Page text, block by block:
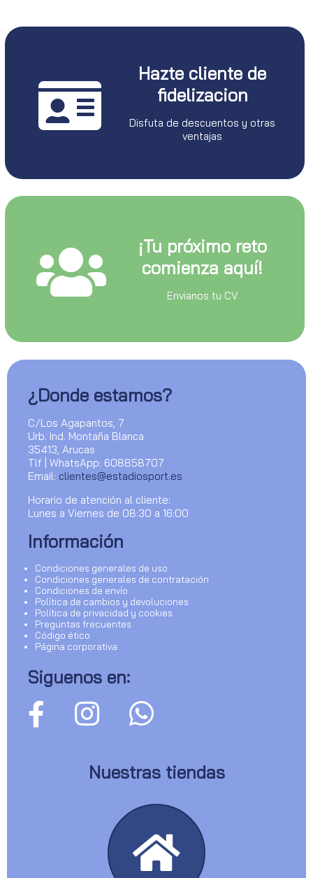
Hazte cliente de
fidelizacion
Disfuta de descuentos y otras
ventajas
¡Tu próximo reto
comienza aquí!
Envianos tu CV
¿Donde estamos?
C/Los Agapantos, 7
Urb. Ind. Montaña Blanca
35413, Arucas
Tlf | WhatsApp: 608858707
Email: clientes@estadiosport.es
Horario de atención al cliente:
Lunes a Viernes de 08:30 a 16:00
Información
Condiciones generales de uso
Condiciones generales de contratación
Condiciones de envío
Política de cambios y devoluciones
Política de privacidad y cookies
Preguntas frecuentes
Código ético
Página corporativa
Siguenos en:
Nuestras tiendas